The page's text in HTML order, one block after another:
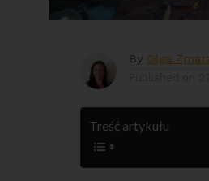
By Olga
Treść artykułu